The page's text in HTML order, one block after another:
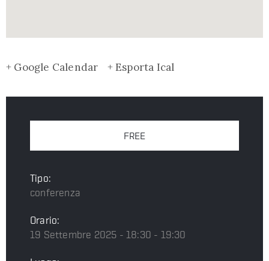
+ Google Calendar + Esporta Ical
FREE
Tipo:
conferenza
Orario:
19 Settembre 2025 - 18:30 - 19:30